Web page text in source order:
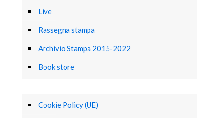
Live
Rassegna stampa
Archivio Stampa 2015-2022
Book store
Cookie Policy (UE)